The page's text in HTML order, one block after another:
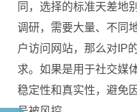
同，选择的标准天差地
调研，需要大量、不同
户访问网站，那么对IP
求。如果是用于社交媒
稳定性和真实性，避免